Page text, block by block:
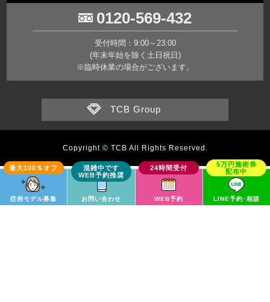
0120-569-432
受付時間：9:00～23:00
(年末年始を除く土日祝日)
※臨時休業の場合がございます。
TCB Group
症例モデル募集 お問い合わせ WEB予約 LINE予約･相談
Copyright © TCB All Rights Reserved.